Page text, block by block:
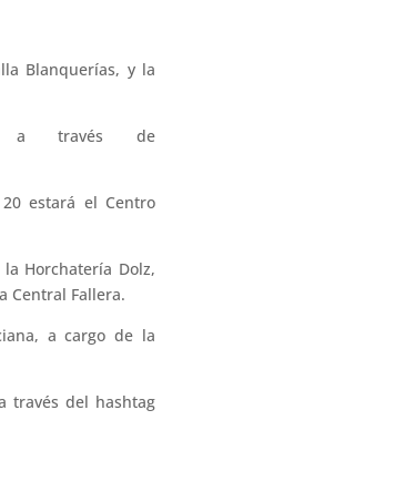
Blanquerías, y la
a través de
estará el Centro
Horchatería Dolz,
Central Fallera.
a cargo de la
través del hashtag